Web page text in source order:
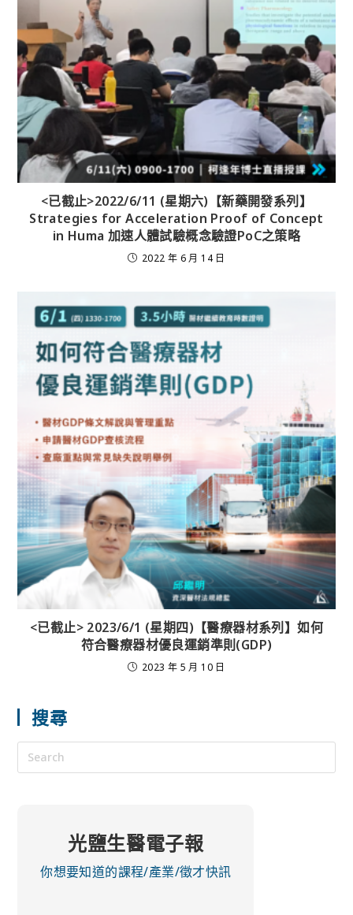
<已截止>2022/6/11 (星期六)【新藥開發系列】
Strategies for Acceleration Proof of Concept
in Huma 加速人體試驗概念驗證PoC之策略
2022 年 6 月 14 日
<已截止> 2023/6/1 (星期四)【醫療器材系列】如何
符合醫療器材優良運銷準則(GDP)
2023 年 5 月 10 日
搜尋
光鹽生醫電子報
你想要知道的課程/產業/徵才快訊